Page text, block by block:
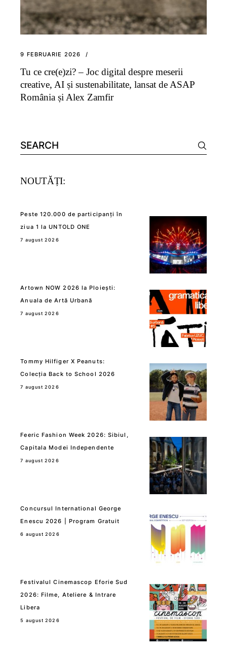
9 FEBRUARIE 2026
Tu ce cre(e)zi? – Joc digital despre meserii
creative, AI și sustenabilitate, lansat de ASAP
România și Alex Zamfir
Search
for:
NOUTĂȚI:
Peste 120.000 de participanți în
ziua 1 la UNTOLD ONE
7 august 2026
Artown NOW 2026 la Ploiești:
Anuala de Artă Urbană
7 august 2026
Tommy Hilfiger X Peanuts:
Colecția Back to School 2026
7 august 2026
Feeric Fashion Week 2026: Sibiul,
Capitala Modei Independente
7 august 2026
Concursul International George
Enescu 2026 | Program Gratuit
6 august 2026
Festivalul Cinemascop Eforie Sud
2026: Filme, Ateliere & Intrare
Libera
5 august 2026